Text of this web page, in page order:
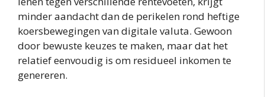
minder aandacht dan de perikelen rond heftige
koersbewegingen van digitale valuta. Gewoon
door bewuste keuzes te maken, maar dat het
relatief eenvoudig is om residueel inkomen te
genereren.